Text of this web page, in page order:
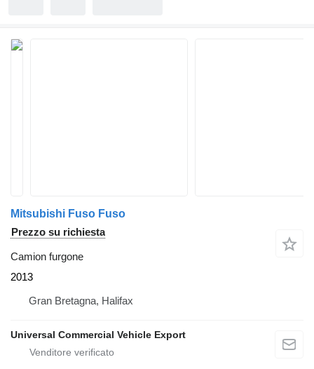
Mitsubishi Fuso Fuso
Prezzo su richiesta
Camion furgone
2013
Gran Bretagna, Halifax
Universal Commercial Vehicle Export